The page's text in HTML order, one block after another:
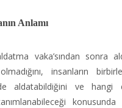
Anlamı
vaka’sından sonra
insanların
aldatabildiğini ve hangi